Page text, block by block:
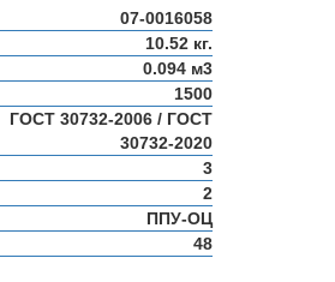
07-0016058
10.52 кг.
0.094 м3
1500
ГОСТ 30732-2006 / ГОСТ
30732-2020
3
2
ППУ-ОЦ
48